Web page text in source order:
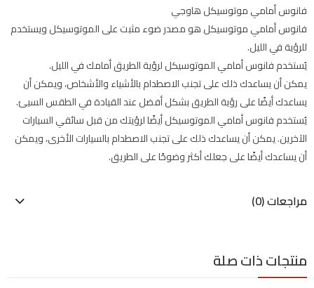
فانوس أمامي موتوسيكل هاوجي
فانوس أمامي موتوسيكل هو مصدر ضوء مثبت على الموتوسيكل ويستخدم
للرؤية في الليل.
يُستخدم فانوس أمامي الموتوسيكل لرؤية الطريق أمامك في الليل.
يمكن أن يساعدك ذلك على تجنب الاصطدام بالأشياء والأشخاص، ويمكن أن
يساعدك أيضًا على رؤية الطريق بشكل أفضل عند القيادة في الطقس السيئ.
يُستخدم فانوس أمامي الموتوسيكل أيضًا لرؤيتك من قبل سائقي السيارات
الآخرين. يمكن أن يساعدك ذلك على تجنب الاصطدام بالسيارات الأخرى، ويمكن
أن يساعدك أيضًا على جعلك أكثر وضوحًا على الطريق.
مراجعات (0)
منتجات ذات صلة